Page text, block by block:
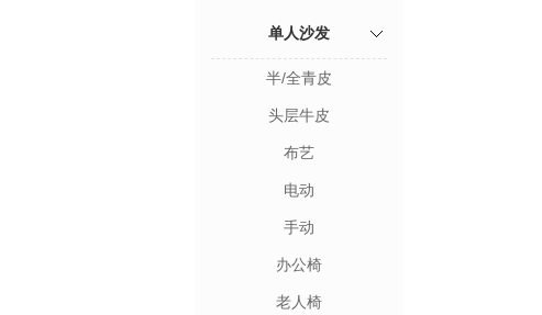
单人沙发
半/全青皮
头层牛皮
布艺
电动
手动
办公椅
老人椅